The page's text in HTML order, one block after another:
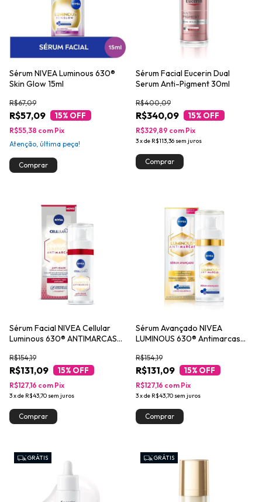
Sérum NIVEA Luminous 630®
Skin Glow 15ml
R$57,09
R$67,09
15% OFF
R$55,38 com Pix
Atenção, última peça!
Sérum Facial Eucerin Dual
Serum Anti-Pigment 30ml
R$340,09
R$400,09
15% OFF
3xde R$113,36 sem juros
R$329,89 com Pix
Sérum Facial NIVEA Cellular
Luminous 630® ANTIMARCAS
R$131,09
R$154,19
15% OFF
3xde R$43,70 sem juros
R$127,16 com Pix
Sérum Avançado NIVEA
LUMINOUS 630® Antimarcas
R$131,09
R$154,19
15% OFF
3xde R$43,70 sem juros
R$127,16 com Pix
GRÁTIS GRÁTIS